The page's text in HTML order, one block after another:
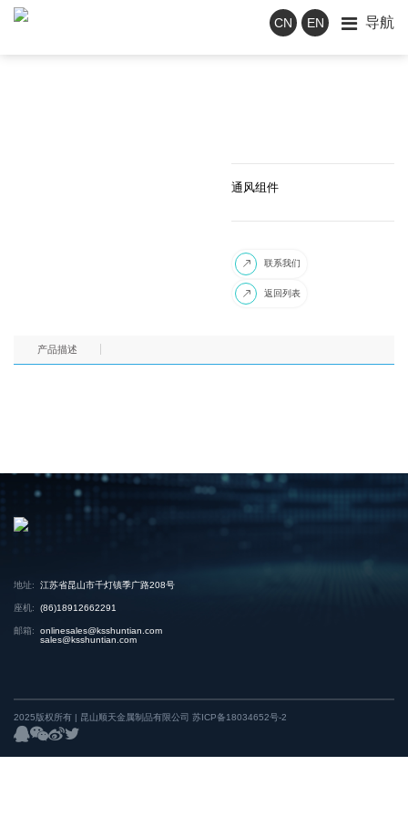
CN EN 导航
通风组件
 联系我们
 返回列表
产品描述
地址: 江苏省昆山市千灯镇季广路208号
座机: (86)18912662291
邮箱:
onlinesales@ksshuntian.com
sales@ksshuntian.com
2025版权所有 | 昆山顺天金属制品有限公司 苏ICP备18034652号-2